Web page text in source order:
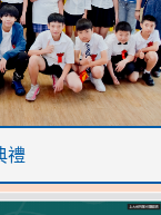
stes.tyc.edu.tw/
禮